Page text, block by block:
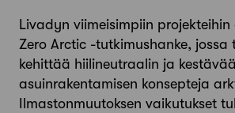
Livadyn viimeisimpiin
Zero Arctic -tutkimushanke, jossa
kehittää hiilineutraalin ja
asuinrakentamisen konsepteja
Ilmastonmuutoksen vaikutukset